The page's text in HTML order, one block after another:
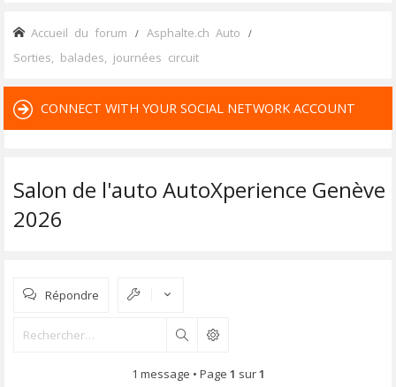
Accueil du forum Asphalte.ch Auto
Sorties, balades, journées circuit
CONNECT WITH YOUR SOCIAL NETWORK ACCOUNT
Salon de l'auto AutoXperience Genève
2026
Répondre
Rechercher
1 message • Page 1 sur1